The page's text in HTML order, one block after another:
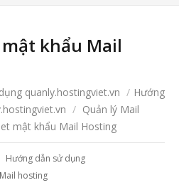
khẩu Mail
quanly.hostingviet.vn / Hướng
/ Quản lý Mail
mật khẩu Mail Hosting
Hướng dẫn sử dụng
hosting